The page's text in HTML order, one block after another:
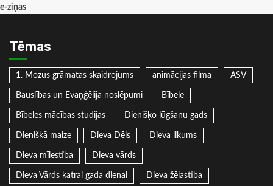
e-ziņas
Tēmas
1. Mozus grāmatas skaidrojums animācijas filma ASV
Bauslības un Evaņģēlija noslēpumi Bībele
Bībeles mācības studijas Dienišķo lūgšanu gads
Dienišķā maize Dieva Dēls Dieva likums
Dieva mīlestība Dieva vārds
Dieva Vārds katrai gada dienai Dieva žēlastība